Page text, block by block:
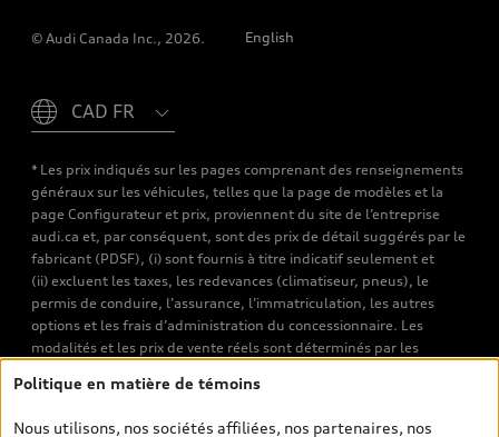
© Audi Canada Inc., 2026. English
* Les prix indiqués sur les pages comprenant des renseignements
généraux sur les véhicules, telles que la page de modèles et la
page Configurateur et prix, proviennent du site de l’entreprise
audi.ca et, par conséquent, sont des prix de détail suggérés par le
fabricant (PDSF), (i) sont fournis à titre indicatif seulement et
(ii) excluent les taxes, les redevances (climatiseur, pneus), le
permis de conduire, l’assurance, l’immatriculation, les autres
options et les frais d’administration du concessionnaire. Les
modalités et les prix de vente réels sont déterminés par les
véhicules neufs et d’occasion sont les prix de vente établis par les
Politique en matière de témoins
Nous utilisons, nos sociétés affiliées, nos partenaires, nos